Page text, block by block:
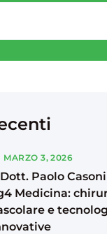
MARZO3, 2026
Paolo
Medicina:
e